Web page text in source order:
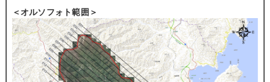
＜オルソフォト範囲＞